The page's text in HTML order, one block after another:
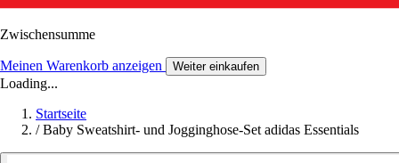
Zwischensumme
Meinen Warenkorb anzeigen Weiter einkaufen
Loading...
Startseite
/ Baby Sweatshirt- und Jogginghose-Set adidas Essentials